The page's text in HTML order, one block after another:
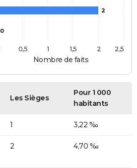
Nombre de faits
2
0
0,5 1 1,5 2 2,5
Les Sièges
Pour 1 000
habitants
1 3,22 ‰
2 4,70 ‰